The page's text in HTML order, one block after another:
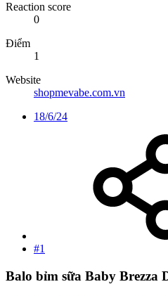
Reaction score
0
Điểm
1
Website
shopmevabe.com.vn
18/6/24
#1
Balo bỉm sữa Baby Brezza